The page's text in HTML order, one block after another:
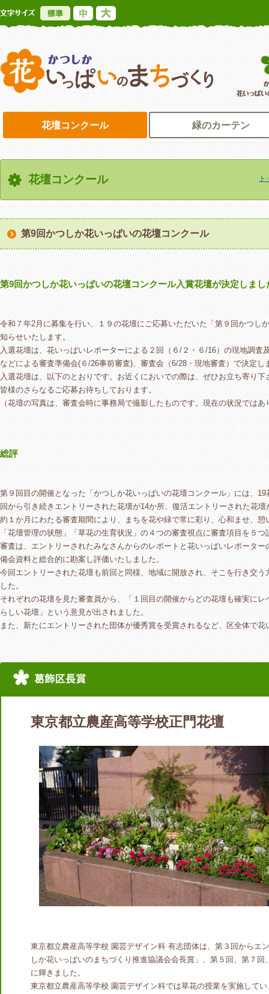
標準
かつしか花い
花壇コンクール 緑のカーテン
花壇コンクール
第9回かつしか花いっぱいの花壇コンクール
第9回かつしか花いっぱいの花壇コンクール入賞花壇が決定しまし
令和７年2月に募集を行い、１９の花壇にご応募いただいた「第９回かつ
知らせいたします。
入選花壇は、花いっぱいレポーターによる２回（６/２・６/16）の現地調
などによる審査準備会(６/26事前審査)、審査会（6/28・現地審査）で決定し
入選花壇は、以下のとおりです。お近くにおいでの際は、ぜひお立ち寄り下
皆様のさらなるご応募お待ちしております。
（花壇の写真は、審査会時に事務局で撮影したものです。現在の状況ではあ
総評
第９回目の開催となった「かつしか花いっぱいの花壇コンクール」には、
回から引き続きエントリーされた花壇が14か所、復活エントリーされた花
約１か月にわたる審査期間により、まちを花や緑で常に彩り、心和ませ、
「花壇管理の状態」「草花の生育状況」の４つの審査視点に審査項目を５
審査は、エントリーされたみなさんからのレポートと花いっぱいレポータ
備会資料と総合的に勘案し評価いたしました。
今回エントリーされた花壇も前回と同様、地域に開放され、そこを行き交
した。
それぞれの花壇を見た審査員から、「１回目の開催からどの花壇も確実に
らしい花壇」という意見が出されました。
また、新たにエントリーされた団体が優秀賞を受賞されるなど、区全体で
東京都立農産高等学校正門花壇
東京都立農産高等学校 園芸デザイン科 有志団体は、第３回からエ
しか花いっぱいのまちづくり推進協議会会長賞」、第５回、第７
に輝きました。
東京都立農産高等学校 園芸デザイン科では草花の授業を実施して